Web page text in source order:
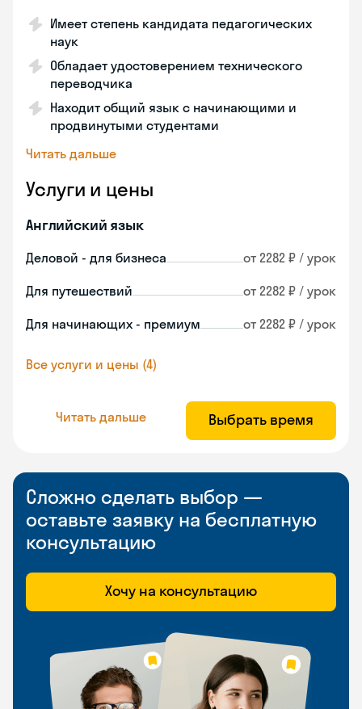
Имеет степень кандидата педагогических
наук
Обладает удостоверением технического
переводчика
Находит общий язык с начинающими и
продвинутыми студентами
Читать дальше
Услуги и цены
Английский язык
Деловой - для бизнеса от 2282 ₽ / урок
Для путешествий от 2282 ₽ / урок
Для начинающих - премиум от 2282 ₽ / урок
Все услуги и цены (4)
Читать дальше Выбрать время
Сложно сделать выбор —
оставьте заявку на бесплатную
консультацию
Хочу на консультацию